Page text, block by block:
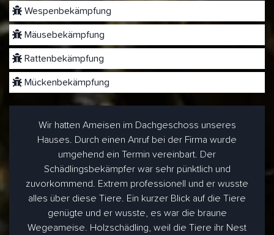
Wespenbekämpfung
Mäusebekämpfung
Rattenbekämpfung
Mückenbekämpfung
Wir hatten Ameisen im Dachgeschoss unseres
Hauses. Durch einen Anruf bei der Firma wurde
umgehend ein Termin vereinbart. Der
Schädlingsbekämpfer war sehr pünktlich und
zuvorkommend. Extrem professionell und er wusste
alles über diese Tiere. Ein kurzer Blick auf die Tiere
genügte und er wusste, es war die braune
Wegeameise. Holzschädling, weil die Tiere ihr Nest